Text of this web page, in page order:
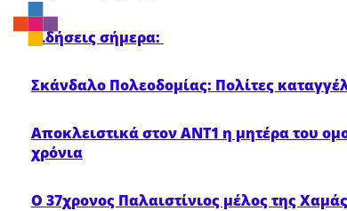
Ειδήσεις σήμερα:
Σκάνδαλο Πολεοδομίας: Πολίτες
Αποκλειστικά στον ΑΝΤ1 η μητέρα του
χρόνια
Ο 37χρονος Παλαιστίνιος μέλος της